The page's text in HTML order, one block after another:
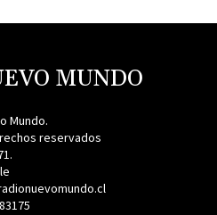
MUNDO
Mundo.
reservados